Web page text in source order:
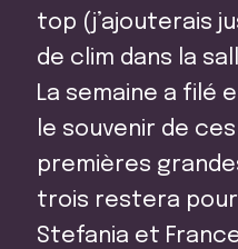
top (j’ajouterais
de clim dans la
La semaine a filé
le souvenir de
premières
trois restera
Stefania et